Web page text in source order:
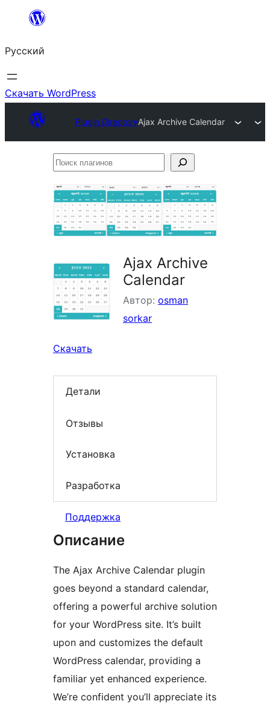
Перейти
содержимому
Русский
Скачать WordPress
Plugin DirectoryAjax Archive Calendar
Поиск
Ajax Archive
Calendar
Автор: osman
sorkar
Скачать
Детали
Отзывы
Установка
Разработка
Поддержка
Описание
The Ajax Archive Calendar plugin
goes beyond a standard calendar,
offering a powerful archive solution
for your WordPress site. It’s built
upon and customizes the default
WordPress calendar, providing a
familiar yet enhanced experience.
We’re confident you’ll appreciate its